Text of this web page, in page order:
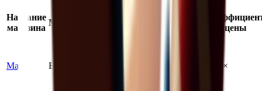
Название
магазина
Местоположение
цены
Мад Бункер ×